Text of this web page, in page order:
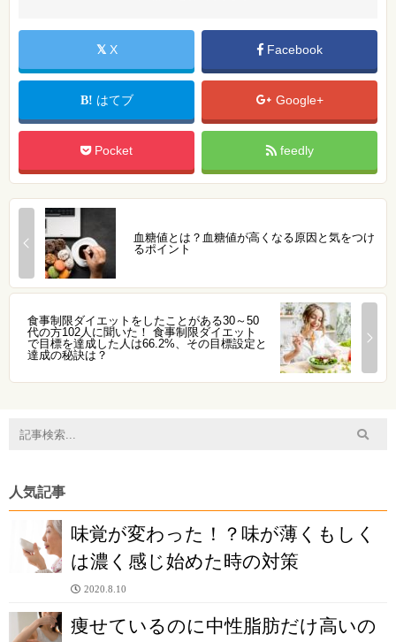
X Facebook
はてブ Google+
Pocket feedly
血糖値とは？血糖値が高くなる原因と気をつけ
るポイント
食事制限ダイエットをしたことがある30～50
代の方102人に聞いた！ 食事制限ダイエット
で目標を達成した人は66.2%、その目標設定と
達成の秘訣は？
人気記事
味覚が変わった！？味が薄くもしく
は濃く感じ始めた時の対策
2020.8.10
痩せているのに中性脂肪だけ高いの